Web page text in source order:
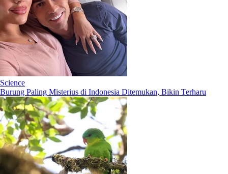
Science
Burung Paling Misterius di Indonesia Ditemukan, Bikin Terharu